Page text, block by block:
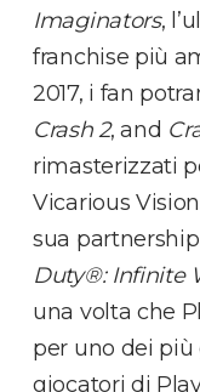
Imaginators,
franchise più
2017, i fan
Crash 2, and
rimasterizzati
Vicarious
sua
Duty®: Infinite
una volta che
per uno dei più
giocatori di